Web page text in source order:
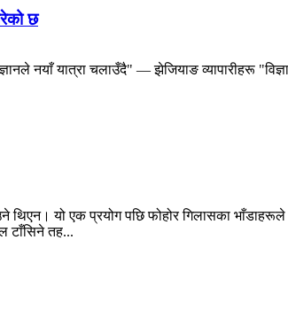
छ
नयाँ यात्रा चलाउँदै" — झेजियाङ व्यापारीहरू
थिएन। यो एक प्रयोग पछि फोहोर गिलासका
टाँसिने तह...